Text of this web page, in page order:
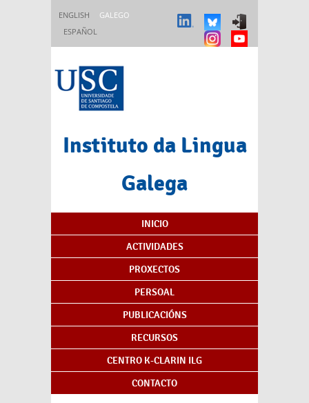
ENGLISH
GALEGO
ESPAÑOL
Instituto da Lingua
Galega
Índice de contidos
INICIO
ACTIVIDADES
PROXECTOS
PERSOAL
PUBLICACIÓNS
RECURSOS
CENTRO K-CLARIN ILG
CONTACTO